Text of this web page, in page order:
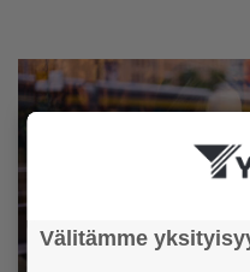
Välitämme